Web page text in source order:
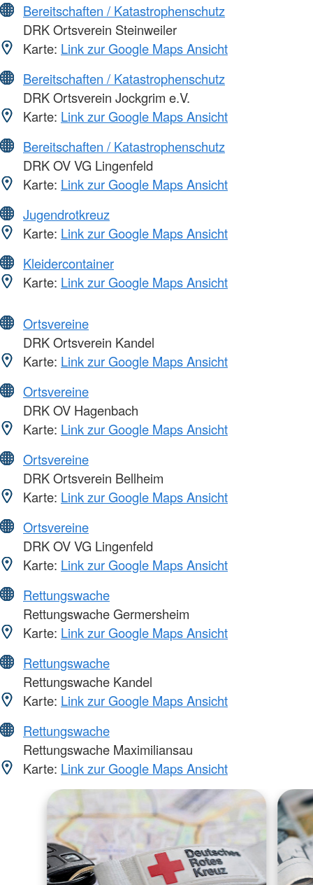
Bereitschaften / Katastrophenschutz
DRK Ortsverein Steinweiler
Karte: Link zur Google Maps Ansicht
Bereitschaften / Katastrophenschutz
DRK Ortsverein Jockgrim e.V.
Karte: Link zur Google Maps Ansicht
Bereitschaften / Katastrophenschutz
DRK OV VG Lingenfeld
Karte: Link zur Google Maps Ansicht
Jugendrotkreuz
Karte: Link zur Google Maps Ansicht
Kleidercontainer
Karte: Link zur Google Maps Ansicht
Ortsvereine
DRK Ortsverein Kandel
Karte: Link zur Google Maps Ansicht
Ortsvereine
DRK OV Hagenbach
Karte: Link zur Google Maps Ansicht
Ortsvereine
DRK Ortsverein Bellheim
Karte: Link zur Google Maps Ansicht
Ortsvereine
DRK OV VG Lingenfeld
Karte: Link zur Google Maps Ansicht
Rettungswache
Rettungswache Germersheim
Karte: Link zur Google Maps Ansicht
Rettungswache
Rettungswache Kandel
Karte: Link zur Google Maps Ansicht
Rettungswache
Rettungswache Maximiliansau
Karte: Link zur Google Maps Ansicht